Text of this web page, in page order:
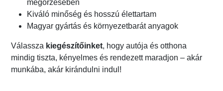
megőrzésében
Kiváló minőség és hosszú élettartam
Magyar gyártás és környezetbarát anyagok
Válassza kiegészítőinket, hogy autója és otthona
mindig tiszta, kényelmes és rendezett maradjon – akár
munkába, akár kirándulni indul!